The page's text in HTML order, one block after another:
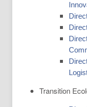
Transition